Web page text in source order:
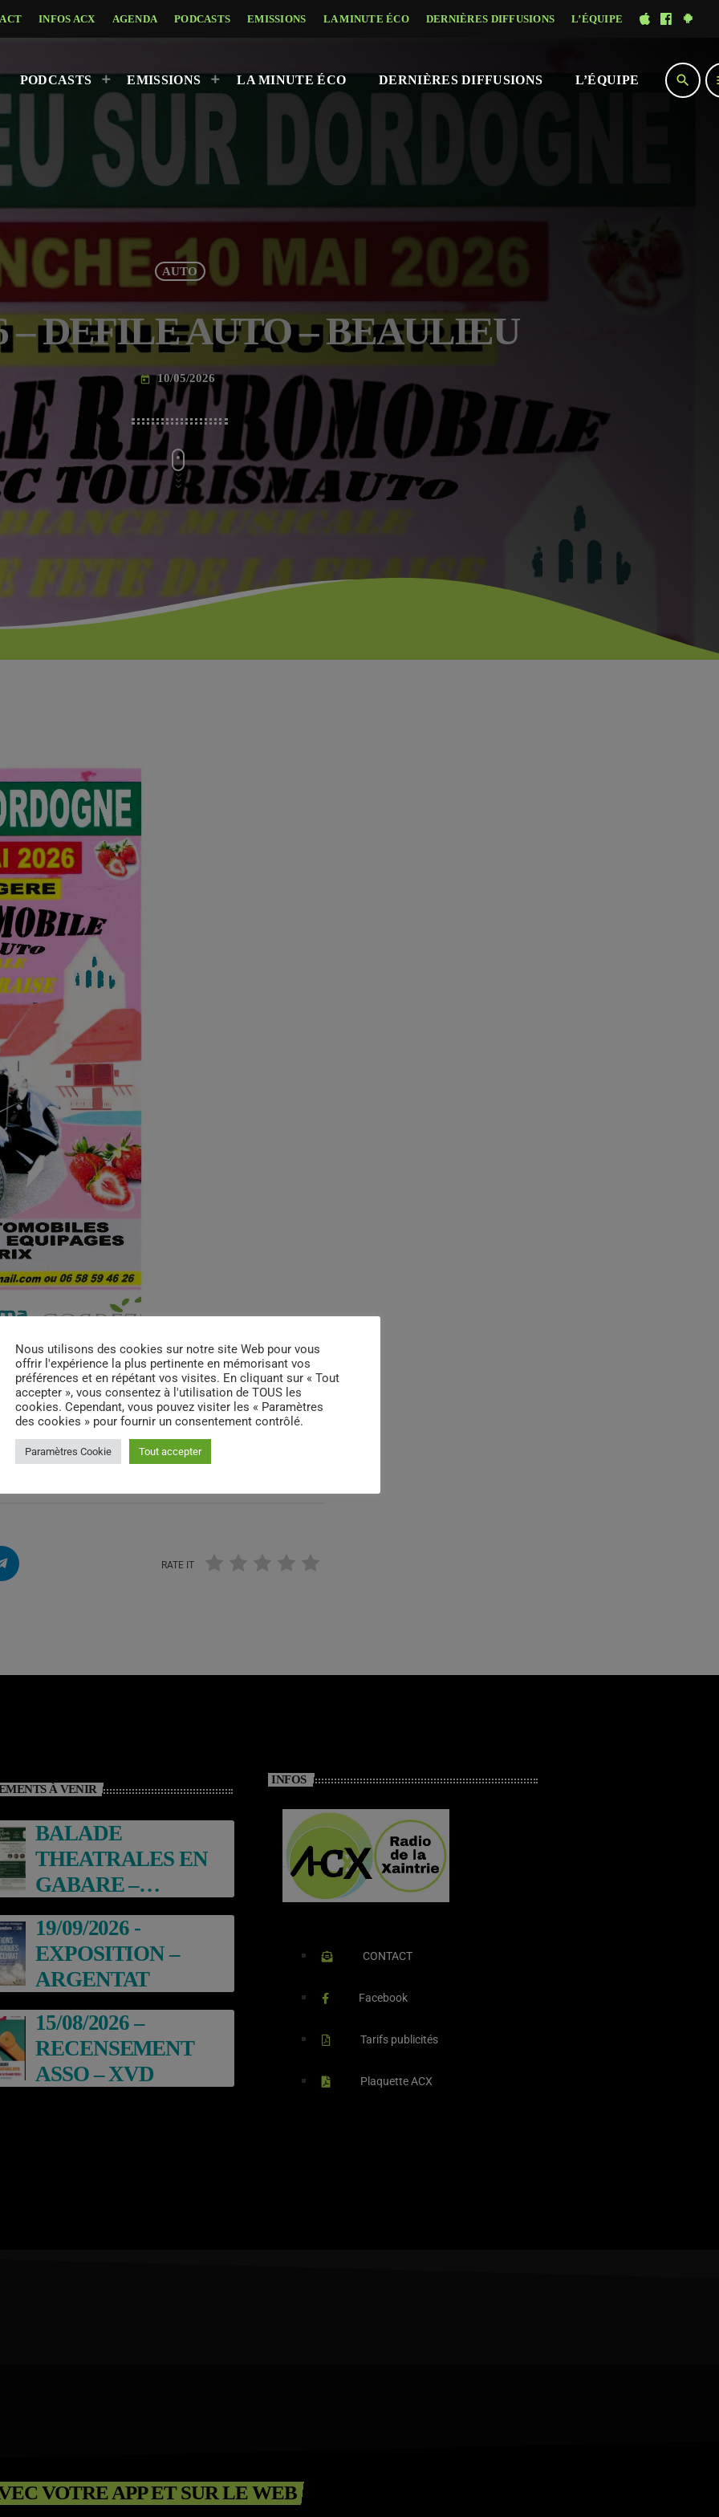
INFOS ACX AGENDA PODCASTS EMISSIONS LA MINUTE ÉCO DERNIÈRES DIFFUSIONS L’ÉQUIPE
PODCASTS EMISSIONS LA MINUTE ÉCO DERNIÈRES DIFFUSIONS L’ÉQUIPE search
AUTO
– DEFILE AUTO – BEAULIEU
today 10/05/2026
RATE IT
À VENIR
BALADE
THEATRALES EN
GABARE –
ARGENTAT
19/09/2026 -
EXPOSITION –
ARGENTAT
15/08/2026 –
RECENSEMENT
ASSO – XVD
INFOS
CONTACT
Facebook
Tarifs publicités
Plaquette ACX
VOTRE APP ET SUR LE WEB
Nous utilisons des cookies sur notre site Web pour vous
offrir l'expérience la plus pertinente en mémorisant vos
préférences et en répétant vos visites. En cliquant sur « Tout
accepter », vous consentez à l'utilisation de TOUS les
cookies. Cependant, vous pouvez visiter les « Paramètres
des cookies » pour fournir un consentement contrôlé.
Paramètres Cookie Tout accepter